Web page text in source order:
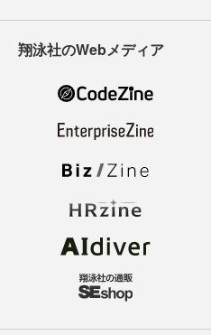
翔泳社のWebメディア